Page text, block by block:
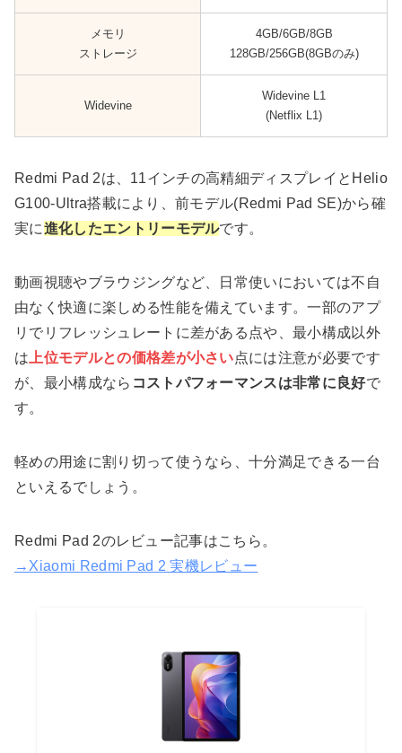
メモリ
ストレージ
4GB/6GB/8GB
128GB/256GB(8GBのみ)
Widevine
Widevine L1
(Netflix L1)
Redmi Pad 2は、11インチの高精細ディスプレイとHelio
G100-Ultra搭載により、前モデル(Redmi Pad SE)から確
実に進化したエントリーモデルです。
動画視聴やブラウジングなど、日常使いにおいては不自
由なく快適に楽しめる性能を備えています。一部のアプ
リでリフレッシュレートに差がある点や、最小構成以外
は 上位モデルとの価格差が小さい点には注意が必要です
が、最小構成なら コストパフォーマンスは非常に良好で
す。
軽めの用途に割り切って使うなら、十分満足できる一台
といえるでしょう。
Redmi Pad 2のレビュー記事はこちら。
→Xiaomi Redmi Pad 2 実機レビュー